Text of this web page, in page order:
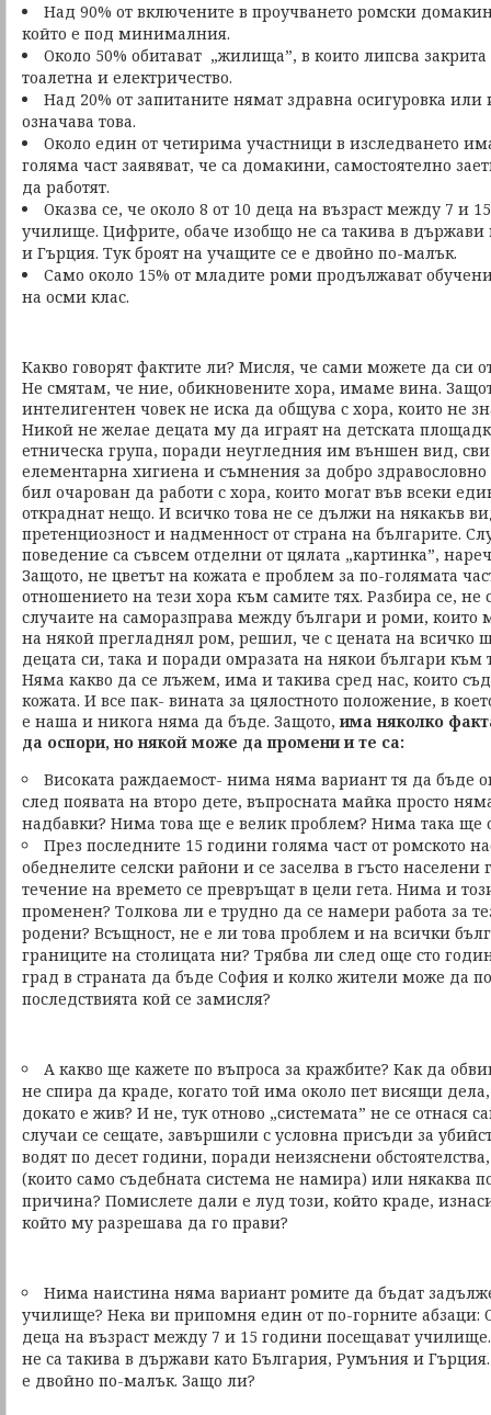
Над 90% от включените в проучването ромски
който е под минималния.
Около 50% обитават „жилища”, в които липсва
тоалетна и електричество.
Над 20% от запитаните нямат здравна осигуровка или
означава това.
Около един от четирима участници в изследването
голяма част заявяват, че са домакини, самостоятелно
да работят.
Оказва се, че около 8 от 10 деца на възраст между 7 и
училище. Цифрите, обаче изобщо не са такива в държави
и Гърция. Тук броят на учащите се е двойно по-малък.
Само около 15% от младите роми продължават
на осми клас.
Какво говорят фактите ли? Мисля, че сами можете да си
Не смятам, че ние, обикновените хора, имаме вина.
интелигентен човек не иска да общува с хора, които не
Никой не желае децата му да играят на детската
етническа група, поради неугледния им външен вид,
елементарна хигиена и съмнения за добро
бил очарован да работи с хора, които могат във всеки
откраднат нещо. И всичко това не се дължи на някакъв
претенциозност и надменност от страна на българите.
поведение са съвсем отделни от цялата „картинка”,
Защото, не цветът на кожата е проблем за по-голямата
отношението на тези хора към самите тях. Разбира се, не
случаите на саморазправа между българи и роми, които
на някой прегладнял ром, решил, че с цената на всичко
децата си, така и поради омразата на някои българи към
Няма какво да се лъжем, има и такива сред нас, които
кожата. И все пак- вината за цялостното положение, в
е наша и никога няма да бъде. Защото,има няколко
да оспори, но някой може да промени и те са:
Високата раждаемост- нима няма вариант тя да бъде
след появата на второ дете, въпросната майка просто
надбавки? Нима това ще е велик проблем? Нима така
През последните 15 години голяма част от ромското
обеднелите селски райони и се заселва в гъсто населени
течение на времето се превръщат в цели гета. Нима и
променен? Толкова ли е трудно да се намери работа за
родени? Всъщност, не е ли това проблем и на всички
границите на столицата ни? Трябва ли след още сто
град в страната да бъде София и колко жители може да
последствията кой се замисля?
А какво ще кажете по въпроса за кражбите? Как да
не спира да краде, когато той има около пет висящи
докато е жив? И не, тук отново „системата” не се отнася
случаи се сещате, завършили с условна присъди за
водят по десет години, поради неизяснени
(които само съдебната система не намира) или някаква
причина? Помислете дали е луд този, който краде,
който му разрешава да го прави?
Нима наистина няма вариант ромите да бъдат
училище? Нека ви припомня един от по-горните абзаци:
деца на възраст между 7 и 15 години посещават
не са такива в държави като България, Румъния и
е двойно по-малък. Защо ли?